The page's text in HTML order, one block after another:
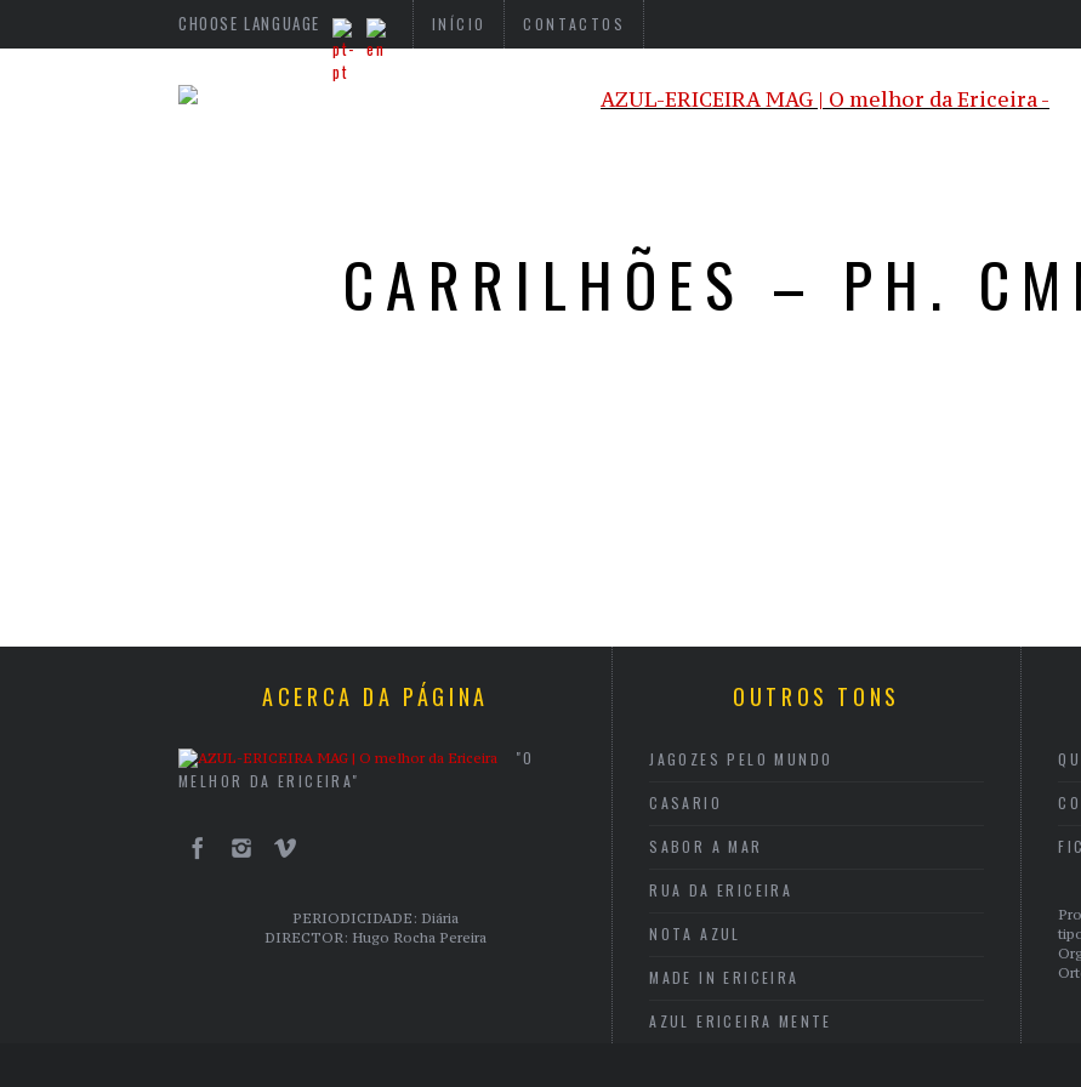
CHOOSE LANGUAGE INÍCIO CONTACTOS
CARRILHÕES – PH.
ACERCA DA PÁGINA
"O
MELHOR DA ERICEIRA"
PERIODICIDADE: Diária
DIRECTOR: Hugo Rocha Pereira
OUTROS TONS
JAGOZES PELO MUNDO
CASARIO
SABOR A MAR
RUA DA ERICEIRA
NOTA AZUL
MADE IN ERICEIRA
AZUL ERICEIRA MENTE